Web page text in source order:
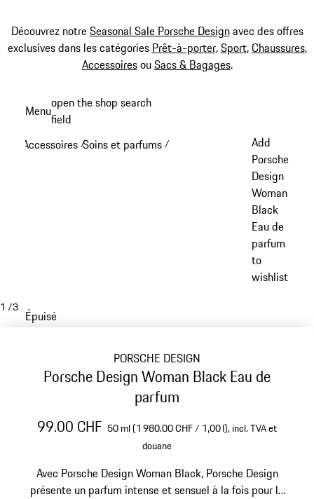
Découvrez notreSeasonal Sale Porsche Designavec des offres
exclusives dans les catégories Prêt-à-porter,Sport,Chaussures,
AccessoiresouSacs & Bagages.
principal
Menuopen the shop search
field
Accessoires /Soins et parfums /
Add
Porsche
Design
Woman
Black
Eau de
parfum
to
wishlist
1 /3
Épuisé
PORSCHE DESIGN
Porsche Design Woman Black Eau de
parfum
99.00 CHF 50 ml (1 980.00 CHF / 1,00 l),incl. TVA et
douane
Avec Porsche Design Woman Black, Porsche Design
présente un parfum intense et sensuel à la fois pour la